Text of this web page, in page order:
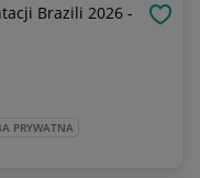
Brazili 2026 -
PRYWATNA